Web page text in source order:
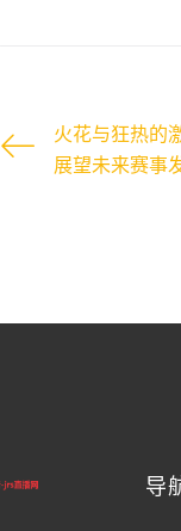
火花与狂热的
展望未来赛事
导